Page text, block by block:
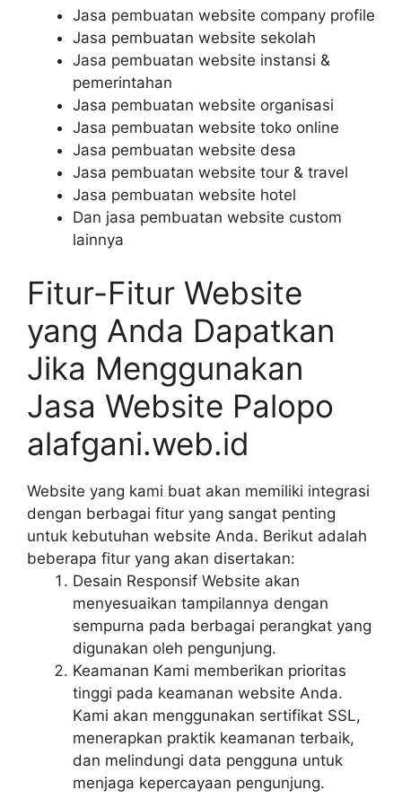
Jasa pembuatan website company profile
Jasa pembuatan website sekolah
Jasa pembuatan website instansi &
pemerintahan
Jasa pembuatan website organisasi
Jasa pembuatan website toko online
Jasa pembuatan website desa
Jasa pembuatan website tour & travel
Jasa pembuatan website hotel
Dan jasa pembuatan website custom
lainnya
Fitur-Fitur Website
yang Anda Dapatkan
Jika Menggunakan
Jasa Website Palopo
alafgani.web.id
Website yang kami buat akan memiliki integrasi
dengan berbagai fitur yang sangat penting
untuk kebutuhan website Anda. Berikut adalah
beberapa fitur yang akan disertakan:
Desain Responsif Website akan
menyesuaikan tampilannya dengan
sempurna pada berbagai perangkat yang
digunakan oleh pengunjung.
Keamanan Kami memberikan prioritas
tinggi pada keamanan website Anda.
Kami akan menggunakan sertifikat SSL,
menerapkan praktik keamanan terbaik,
dan melindungi data pengguna untuk
menjaga kepercayaan pengunjung.